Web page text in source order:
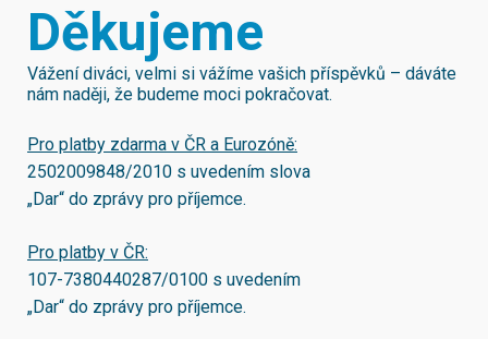
Děkujeme
Vážení diváci, velmi si vážíme vašich příspěvků – dáváte
nám naději, že budeme moci pokračovat.
Pro platby zdarma v ČR a Eurozóně:
2502009848/2010 s uvedením slova
„Dar“ do zprávy pro příjemce.
Pro platby v ČR:
107-7380440287/0100 s uvedením
„Dar“ do zprávy pro příjemce.